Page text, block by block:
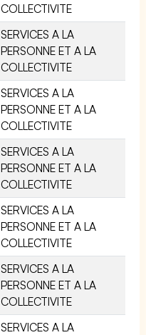
COLLECTIVITE
SERVICES A LA
PERSONNE ET A LA
COLLECTIVITE
SERVICES A LA
PERSONNE ET A LA
COLLECTIVITE
SERVICES A LA
PERSONNE ET A LA
COLLECTIVITE
SERVICES A LA
PERSONNE ET A LA
COLLECTIVITE
SERVICES A LA
PERSONNE ET A LA
COLLECTIVITE
SERVICES A LA